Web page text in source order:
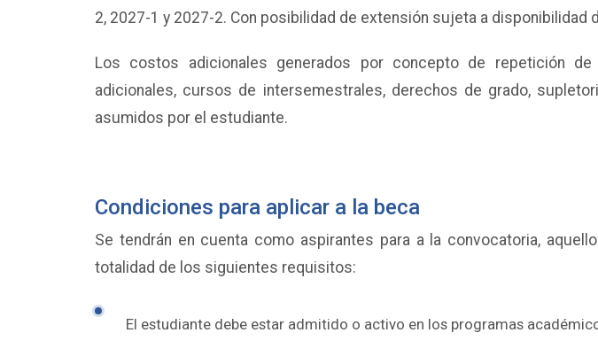
2, 2027-1 y 2027-2. Con posibilidad de extensión sujeta a disponibilidad
Los costos adicionales generados por concepto de repetición
adicionales, cursos de intersemestrales, derechos de grado,
asumidos por el estudiante.
Condiciones para aplicar a la beca
Se tendrán en cuenta como aspirantes para a la convocatoria,
totalidad de los siguientes requisitos:
El estudiante debe estar admitido o activo en los programas